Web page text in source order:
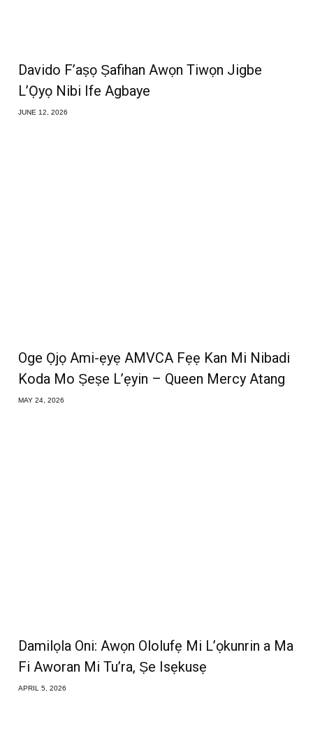
Davido F’aṣọ Ṣafihan Awọn Tiwọn Jigbe
L’Ọyọ Nibi Ife Agbaye
JUNE 12, 2026
Oge Ọjọ Ami-ẹyẹ AMVCA Fẹẹ Kan Mi Nibadi
Koda Mo Ṣeṣe L’ẹyin – Queen Mercy Atang
MAY 24, 2026
Damilọla Oni: Awọn Ololufẹ Mi L’ọkunrin a Ma
Fi Aworan Mi Tu’ra, Ṣe Isẹkusẹ
APRIL 5, 2026